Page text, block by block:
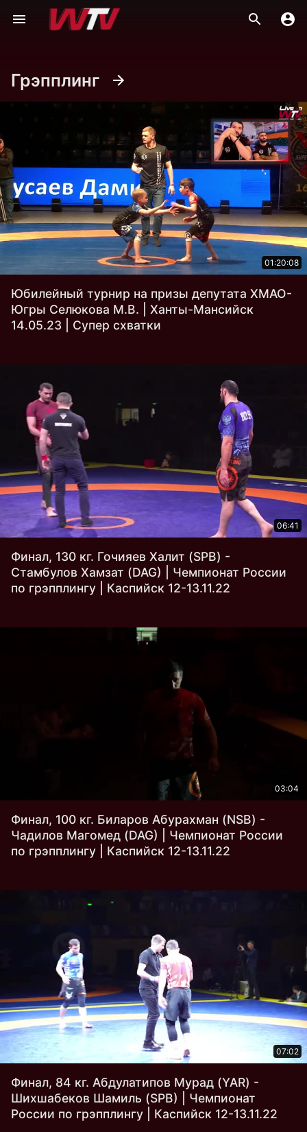
Грэпплинг
01:20:08
Юбилейный турнир на призы депутата ХМАО-
Югры Селюкова М.В. | Ханты-Мансийск
14.05.23 | Супер схватки
06:41
Финал, 130 кг. Гочияев Халит (SPB) -
Стамбулов Хамзат (DAG) | Чемпионат России
по грэпплингу | Каспийск 12-13.11.22
03:04
Финал, 100 кг. Биларов Абурахман (NSB) -
Чадилов Магомед (DAG) | Чемпионат России
по грэпплингу | Каспийск 12-13.11.22
07:02
Финал, 84 кг. Абдулатипов Мурад (YAR) -
Шихшабеков Шамиль (SPB) | Чемпионат
России по грэпплингу | Каспийск 12-13.11.22